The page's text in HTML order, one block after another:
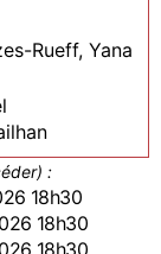
Rueff, Yana
:
2026 18h30
2026 18h30